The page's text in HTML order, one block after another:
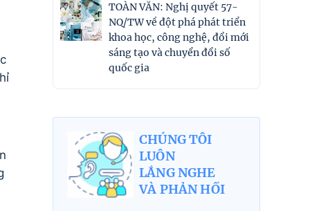
TOÀN VĂN: Nghị quyết 57-
NQ/TW về đột phá phát triển
khoa học, công nghệ, đổi mới
sáng tạo và chuyển đổi số
quốc gia
CHÚNG TÔI
LUÔN
LẮNG NGHE
VÀ PHẢN HỒI